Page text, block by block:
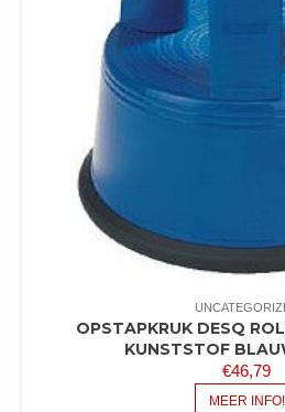
OPSTAPKRUK DESQ
KUNSTSTOF
€46,79
MEER INFO!